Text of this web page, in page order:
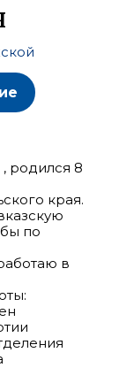
родился 8
края.
по
в